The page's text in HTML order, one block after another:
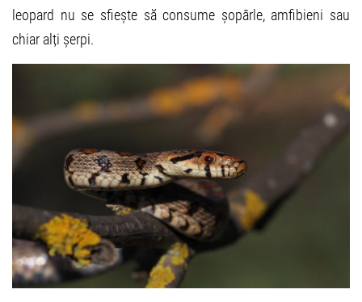
leopard nu se sfiește să consume șopârle, amfibieni sau
chiar alți șerpi.